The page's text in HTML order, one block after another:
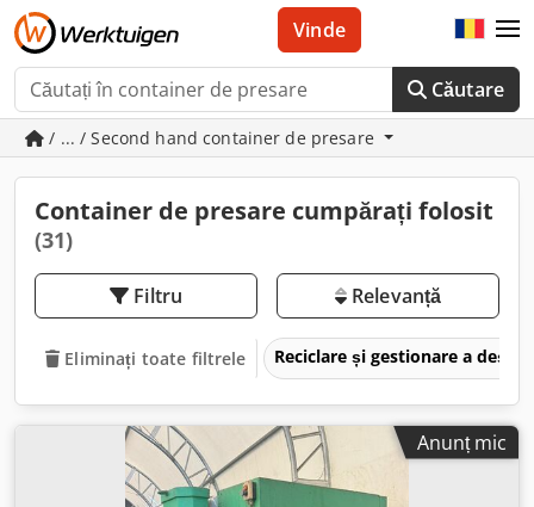
Căutare
Vinde
/ ... / Second hand container de presare
Container de presare cumpărați folosit
(31)
Filtru Relevanță
Eliminați toate filtrele Reciclare și gestionare a
Anunț mic